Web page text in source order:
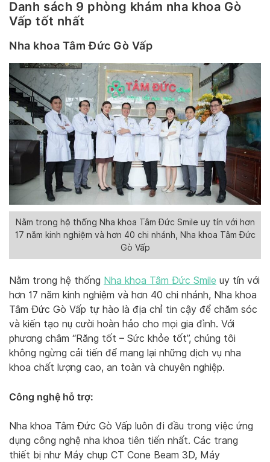
Danh sách 9 phòng khám nha khoa Gò
Vấp tốt nhất
Nha khoa Tâm Đức Gò Vấp
Nằm trong hệ thống Nha khoa Tâm Đức Smile uy tín với hơn
17 năm kinh nghiệm và hơn 40 chi nhánh, Nha khoa Tâm Đức
Gò Vấp
Nằm trong hệ thống Nha khoa Tâm Đức Smile uy tín với
hơn 17 năm kinh nghiệm và hơn 40 chi nhánh, Nha khoa
Tâm Đức Gò Vấp tự hào là địa chỉ tin cậy để chăm sóc
và kiến tạo nụ cười hoàn hảo cho mọi gia đình. Với
phương châm “Răng tốt – Sức khỏe tốt”, chúng tôi
không ngừng cải tiến để mang lại những dịch vụ nha
khoa chất lượng cao, an toàn và chuyên nghiệp.
Công nghệ hỗ trợ:
Nha khoa Tâm Đức Gò Vấp luôn đi đầu trong việc ứng
dụng công nghệ nha khoa tiên tiến nhất. Các trang
thiết bị như Máy chụp CT Cone Beam 3D, Máy